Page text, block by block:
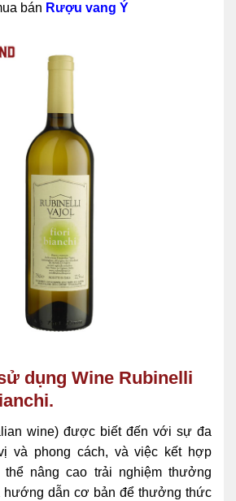
bán Rượu vang Ý
dụng Wine Rubinelli
wine) được biết đến với sự đa
và phong cách, và việc kết hợp
nâng cao trải nghiệm thưởng
dẫn cơ bản để thưởng thức